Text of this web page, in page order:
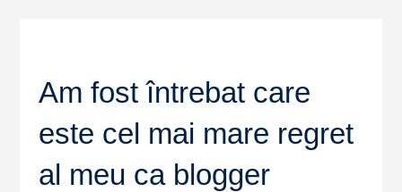
Am fost întrebat care
este cel mai mare regret
al meu ca blogger